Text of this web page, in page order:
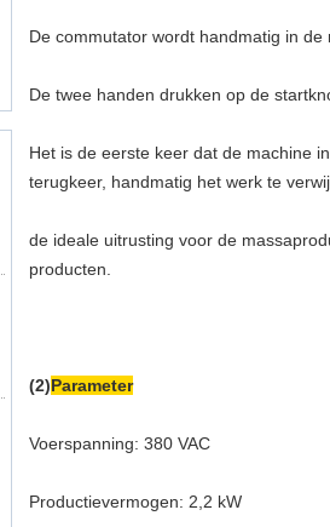
De commutator wordt handmatig in
De twee handen drukken op de
Het is de eerste keer dat de machine
terugkeer, handmatig het werk te
de ideale uitrusting voor de
producten.
(2)Parameter
Voerspanning: 380 VAC
Productievermogen: 2,2 kW